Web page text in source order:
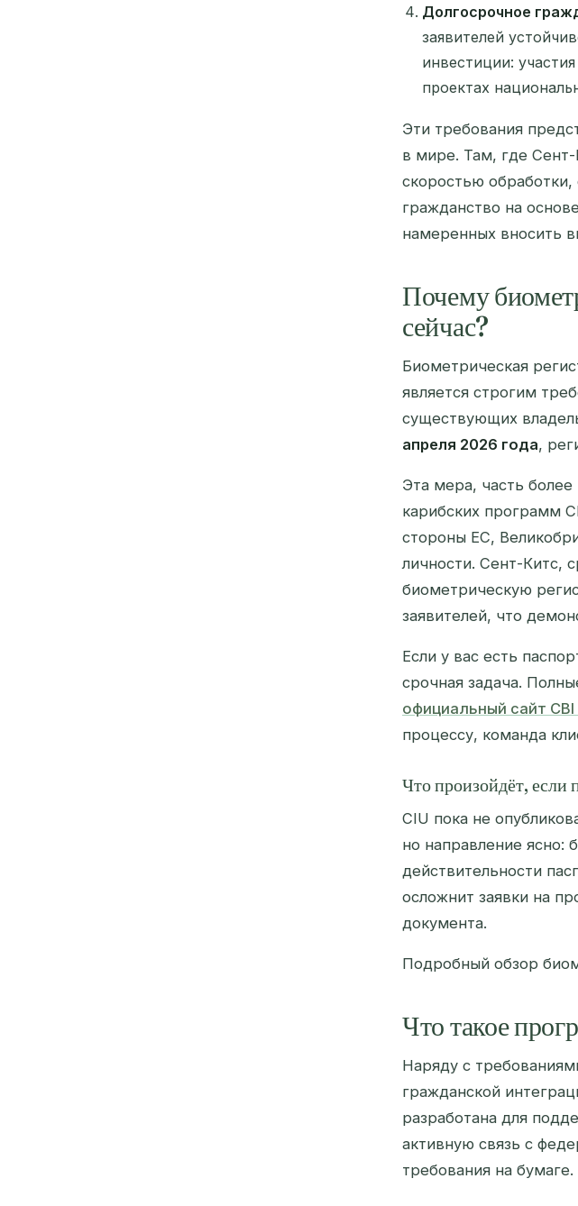
Долгосрочное
заявителей
инвестиции:
проектах
Эти требования
в мире. Там, где
скоростью
гражданство на
намеренных вносить
Почему
сейчас?
Биометрическая
является строгим
существующих
апреля 2026 года,
Эта мера, часть
карибских программ
стороны ЕС,
личности. Сент-Китс,
биометрическую
заявителей, что
Если у вас есть
срочная задача.
официальный сайт CBI
процессу, команда
Что произойдёт, если
CIU пока не
но направление ясно:
действительности
осложнит заявки на
документа.
Подробный обзор
Что такое
Наряду с
гражданской
разработана для
активную связь с
требования на бумаге.